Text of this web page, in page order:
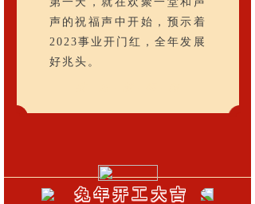
声的祝福声中开始，预示着
2023事业开门红，全年发展
好兆头。
兔年开工大吉